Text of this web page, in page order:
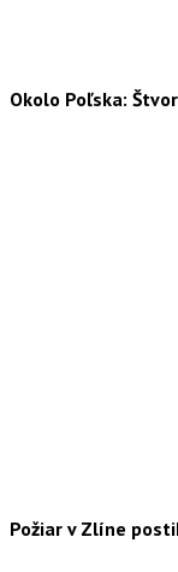
Okolo Poľska:
Požiar v Zlíne